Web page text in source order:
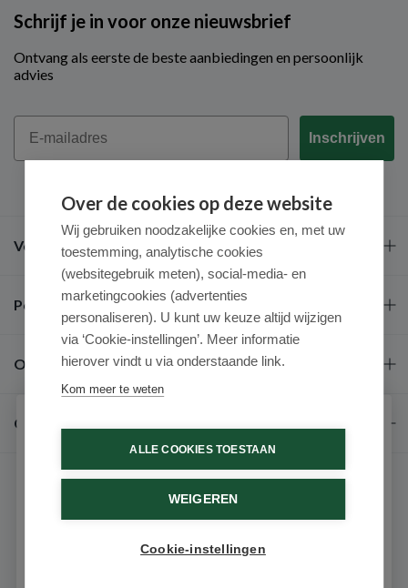
Schrijf je in voor onze nieuwsbrief
Ontvang als eerste de beste aanbiedingen en persoonlijk
advies
Email
Inschrijven
Veel gestelde vragen
Populaire merken
Over ons
Contact
9.6 / 10 (531 beoordelingen)
Over de cookies op deze website
Wij gebruiken noodzakelijke cookies en, met uw
toestemming, analytische cookies
(websitegebruik meten), social-media- en
marketingcookies (advertenties
personaliseren). U kunt uw keuze altijd wijzigen
via ‘Cookie-instellingen’. Meer informatie
hierover vindt u via onderstaande link.
Kom meer te weten
ALLE COOKIES TOESTAAN
WEIGEREN
Cookie-instellingen
Schrijf je in voor onze nieuwsbrief
Ontvang als eerste de beste aanbiedingen en persoonlijk
advies